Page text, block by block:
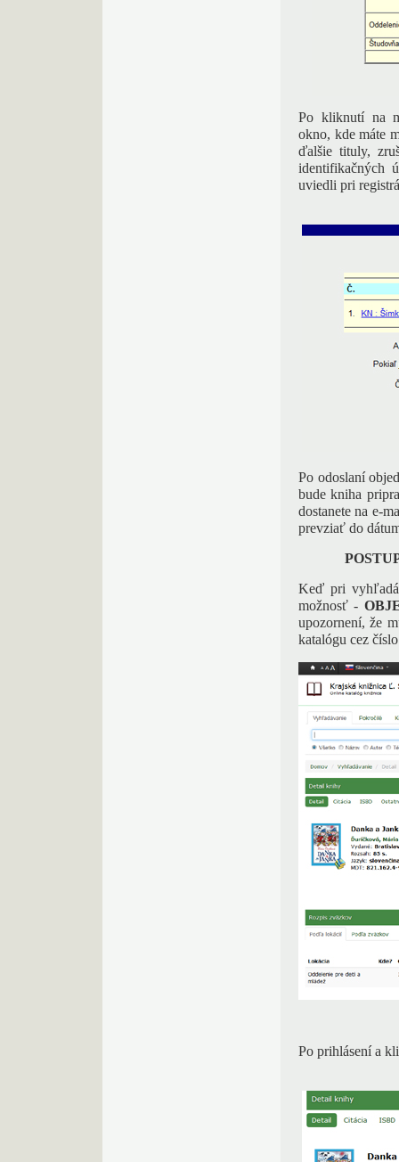
Po kliknutí na
okno, kde máte
ďalšie tituly,
identifikačných
uviedli pri
Po odoslaní
bude kniha
dostanete na e-
prevziať do
Keď pri
možnosť -
upozornení, že
katalógu cez
Po prihlásení a